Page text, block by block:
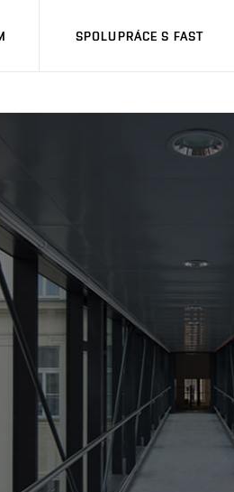
SPOLUPRÁCE S FAST